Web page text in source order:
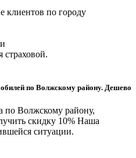
клиентов по городу
страховой.
по Волжскому району. Дешево
по Волжскому району,
скидку 10% Наша
ситуации.